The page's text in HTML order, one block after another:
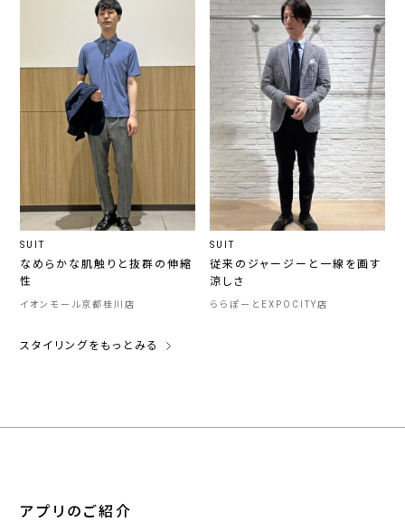
SUIT
なめらかな肌触りと抜群の伸縮
性
イオンモール京都桂川店
SUIT
従来のジャージーと一線を画す
涼しさ
ららぽーとEXPOCITY店
スタイリングをもっとみる
アプリのご紹介